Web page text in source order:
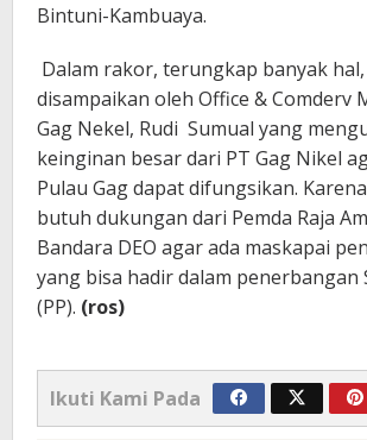
Bintuni-Kambuaya.
Dalam rakor, terungkap banyak
disampaikan oleh Office & Comderv
Gag Nekel, Rudi Sumual yang
keinginan besar dari PT Gag Nikel
Pulau Gag dapat difungsikan.
butuh dukungan dari Pemda Raja
Bandara DEO agar ada maskapai
yang bisa hadir dalam penerbangan
(PP). (ros)
Ikuti Kami Pada